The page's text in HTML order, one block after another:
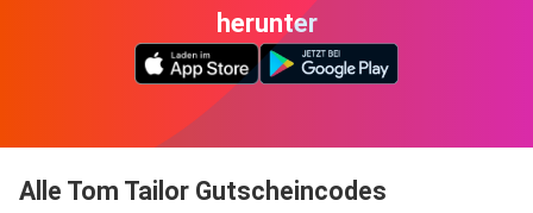
herunter
Alle Tom Tailor Gutscheincodes